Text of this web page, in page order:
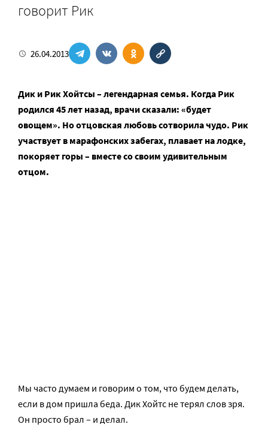
говорит Рик
26.04.2013
Дик и Рик Хойтсы – легендарная семья. Когда Рик
родился 45 лет назад, врачи сказали: «будет
овощем». Но отцовская любовь сотворила чудо. Рик
участвует в марафонских забегах, плавает на лодке,
покоряет горы – вместе со своим удивительным
отцом.
Мы часто думаем и говорим о том, что будем делать,
если в дом пришла беда. Дик Хойтс не терял слов зря.
Он просто брал – и делал.